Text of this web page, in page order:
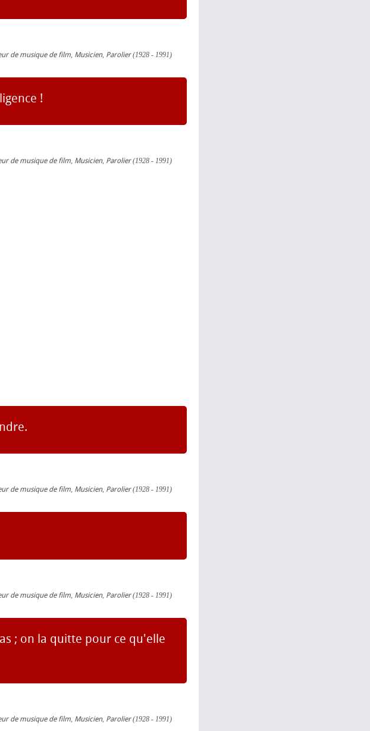
de musique de film, Musicien, Parolier(1928 - 1991)
!
de musique de film, Musicien, Parolier(1928 - 1991)
de musique de film, Musicien, Parolier(1928 - 1991)
de musique de film, Musicien, Parolier(1928 - 1991)
; on la quitte pour ce qu'elle
de musique de film, Musicien, Parolier(1928 - 1991)